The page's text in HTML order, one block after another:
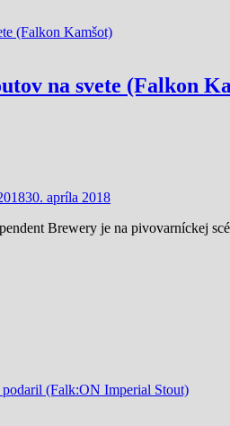
na svete (Falkon
30. apríla 2018
Brewery je na pivovarníckej